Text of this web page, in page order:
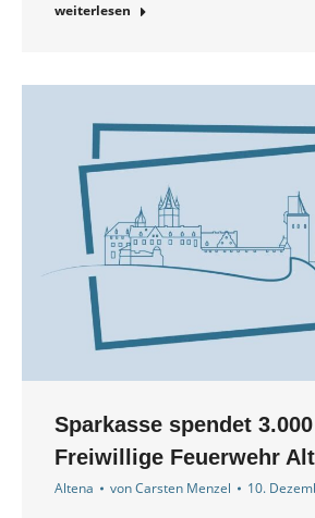
weiterlesen
Sparkasse spendet
Freiwillige Feuerwehr
Altena vonCarsten Menzel 10.